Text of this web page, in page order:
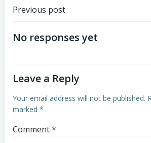
Post
navigation
Previous post
No responses yet
Leave a Reply
Your email address will not be published.
marked *
Comment*